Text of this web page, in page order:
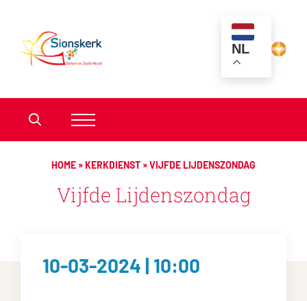
NL
HOME »KERKDIENST »VIJFDE LIJDENSZONDAG
Vijfde Lijdenszondag
10-03-2024 | 10:00